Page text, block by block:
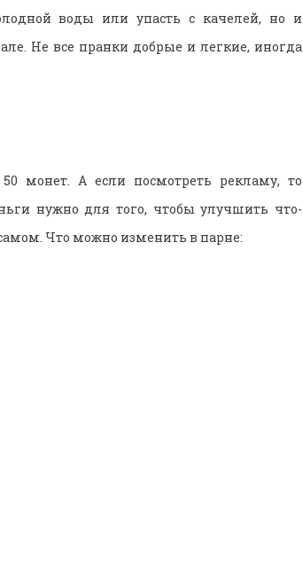
воды или упасть с качелей, но и
Не все пранки добрые и легкие, иногда
монет. А если посмотреть рекламу, то
нужно для того, чтобы улучшить что-
Что можно изменить в парне: